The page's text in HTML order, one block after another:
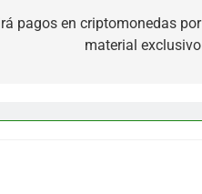
pagos en criptomonedas por
material exclusivo